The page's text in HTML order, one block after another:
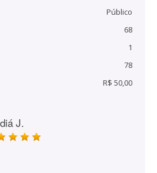
Público
68
1
78
R$ 50,00
J.